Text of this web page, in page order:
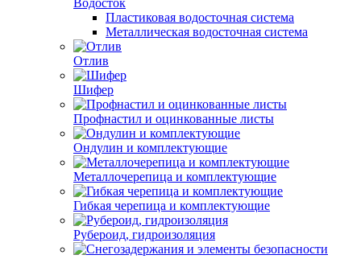
Водосток
Пластиковая водосточная система
Металлическая водосточная система
Отлив
Шифер
Профнастил и оцинкованные листы
Ондулин и комплектующие
Металлочерепица и комплектующие
Гибкая черепица и комплектующие
Рубероид, гидроизоляция